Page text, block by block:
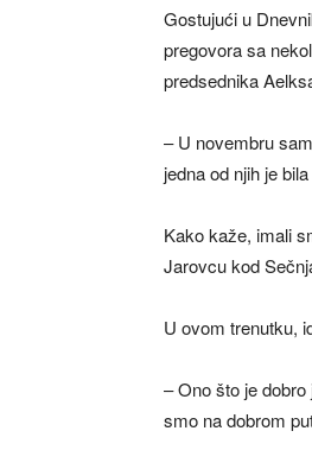
Gostujući u
pregovora sa
predsednika
– U novembru
jedna od njih je
Kako kaže, imali
Jarovcu kod
U ovom trenutku,
– Ono što je dobro
smo na dobrom